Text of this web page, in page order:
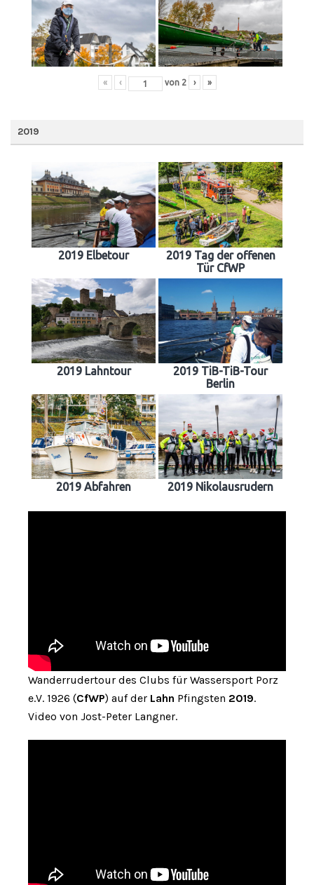
« ‹ von 2 › »
2019
2019 Elbetour
2019 Tag der offenen
Tür CfWP
2019 Lahntour
2019 TiB-TiB-Tour
Berlin
2019 Abfahren 2019 Nikolausrudern
Wanderrudertour des Clubs für Wassersport Porz
e.V. 1926 (CfWP) auf der Lahn Pfingsten 2019.
Video von Jost-Peter Langner.